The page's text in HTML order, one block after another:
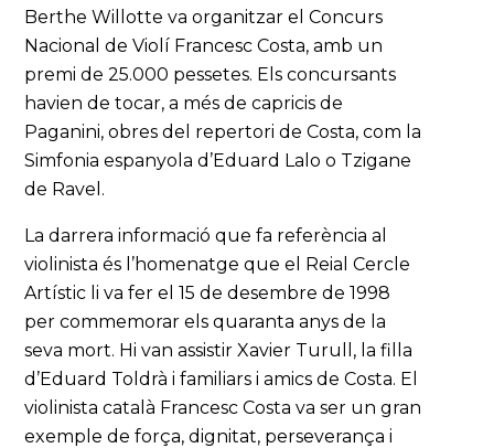
Berthe Willotte va organitzar el Concurs
Nacional de Violí Francesc Costa, amb un
premi de 25.000 pessetes. Els concursants
havien de tocar, a més de capricis de
Paganini, obres del repertori de Costa, com la
Simfonia espanyola d’Eduard Lalo o Tzigane
de Ravel.
La darrera informació que fa referència al
violinista és l’homenatge que el Reial Cercle
Artístic li va fer el 15 de desembre de 1998
per commemorar els quaranta anys de la
seva mort. Hi van assistir Xavier Turull, la filla
d’Eduard Toldrà i familiars i amics de Costa. El
violinista català Francesc Costa va ser un gran
exemple de força, dignitat, perseverança i